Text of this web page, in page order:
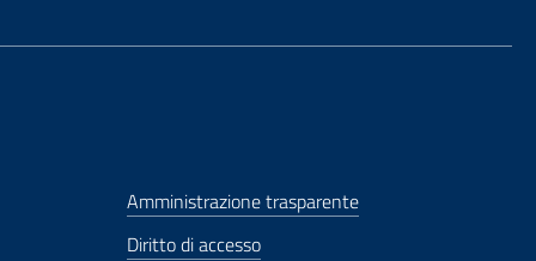
Amministrazione trasparente
Diritto di accesso